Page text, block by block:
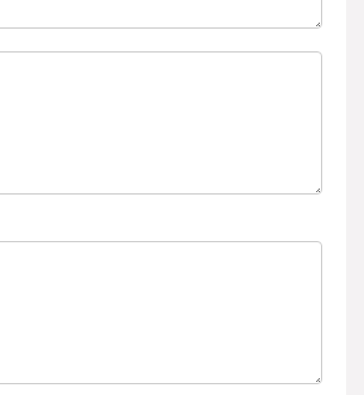
re
ll